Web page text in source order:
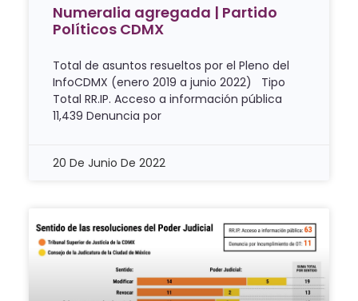
Numeralia agregada | Partido
Políticos CDMX
Total de asuntos resueltos por el Pleno del
InfoCDMX (enero 2019 a junio 2022) Tipo
Total RR.IP. Acceso a información pública
11,439 Denuncia por
20 De Junio De 2022